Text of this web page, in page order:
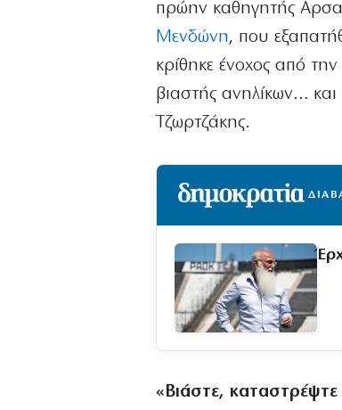
πρώην καθηγητής
Μενδώνη, που
κρίθηκε ένοχος από
βιαστής ανηλίκων…
Τζωρτζάκης.
«Βιάστε, καταστρέψτε